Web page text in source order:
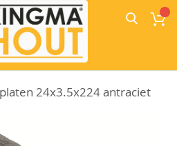
24x3.5x224 antraciet